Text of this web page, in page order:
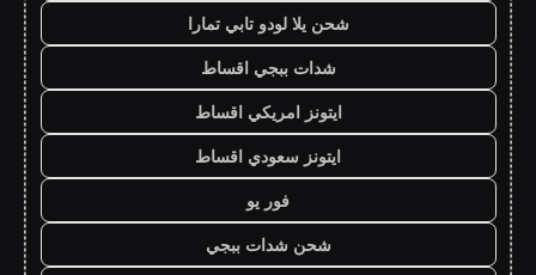
شحن يلا لودو تابي تمارا
شدات ببجي اقساط
ايتونز امريكي اقساط
ايتونز سعودي اقساط
فور يو
شحن شدات ببجي